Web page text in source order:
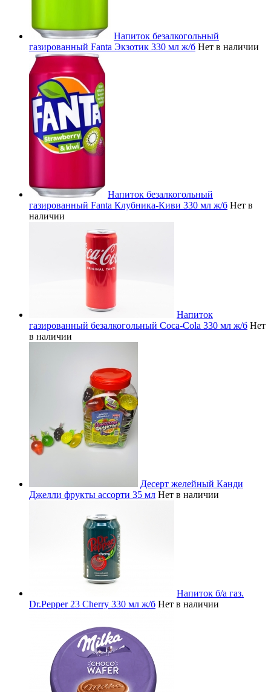
Напиток безалкогольный
газированный Fanta Экзотик 330 мл ж/б Нет в наличии
Напиток безалкогольный
газированный Fanta Клубника-Киви 330 мл ж/б Нет в
наличии
Напиток
газированный безалкогольный Coca-Cola 330 мл ж/б Нет
в наличии
Десерт желейный Канди
Джелли фрукты ассорти 35 мл Нет в наличии
Напиток б/а газ.
Dr.Pepper 23 Cherry 330 мл ж/б Нет в наличии